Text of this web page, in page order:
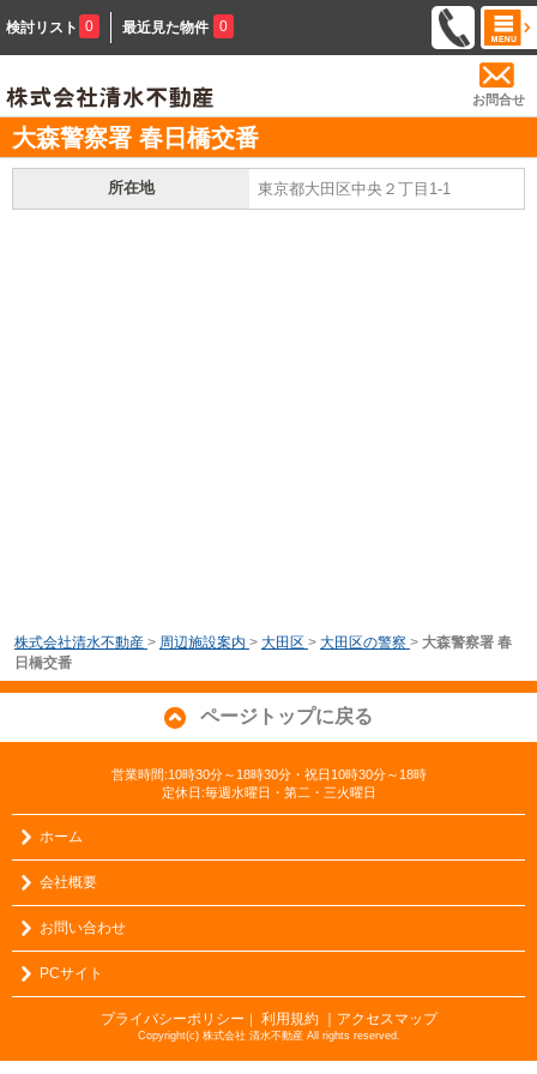
検討リスト 0 最近見た物件 0
お問合せ
大森警察署 春日橋交番
所在地 東京都大田区中央２丁目1-1
株式会社清水不動産 > 周辺施設案内 > 大田区 > 大田区の警察 > 大森警察署 春
日橋交番
ページトップに戻る
営業時間:10時30分～18時30分・祝日10時30分～18時
定休日:毎週水曜日・第二・三火曜日
ホーム
会社概要
お問い合わせ
PCサイト
プライバシーポリシー ｜ 利用規約 ｜アクセスマップ
Copyright(c) 株式会社 清水不動産 All rights reserved.